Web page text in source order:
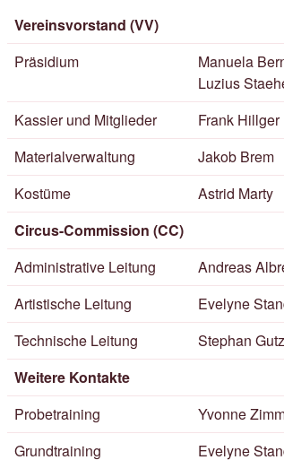
Vereinsvorstand (VV)
Präsidium
Manuela
Luzius
Kassier und Mitglieder Frank Hillger
Materialverwaltung
Jakob Brem
Kostüme
Astrid Marty
Circus-Commission (CC)
Administrative Leitung
Andreas
Artistische Leitung
Evelyne
Technische Leitung
Stephan
Weitere Kontakte
Probetraining
Yvonne
Grundtraining
Evelyne